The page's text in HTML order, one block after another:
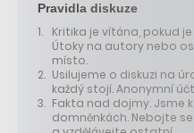
Pravidla diskuze
Kritika je vítána, pokud
Útoky na autory nebo
místo.
Usilujeme o diskuzi na
každý stojí. Anonymní
Fakta nad dojmy. Jsme
domněnkách. Nebojte